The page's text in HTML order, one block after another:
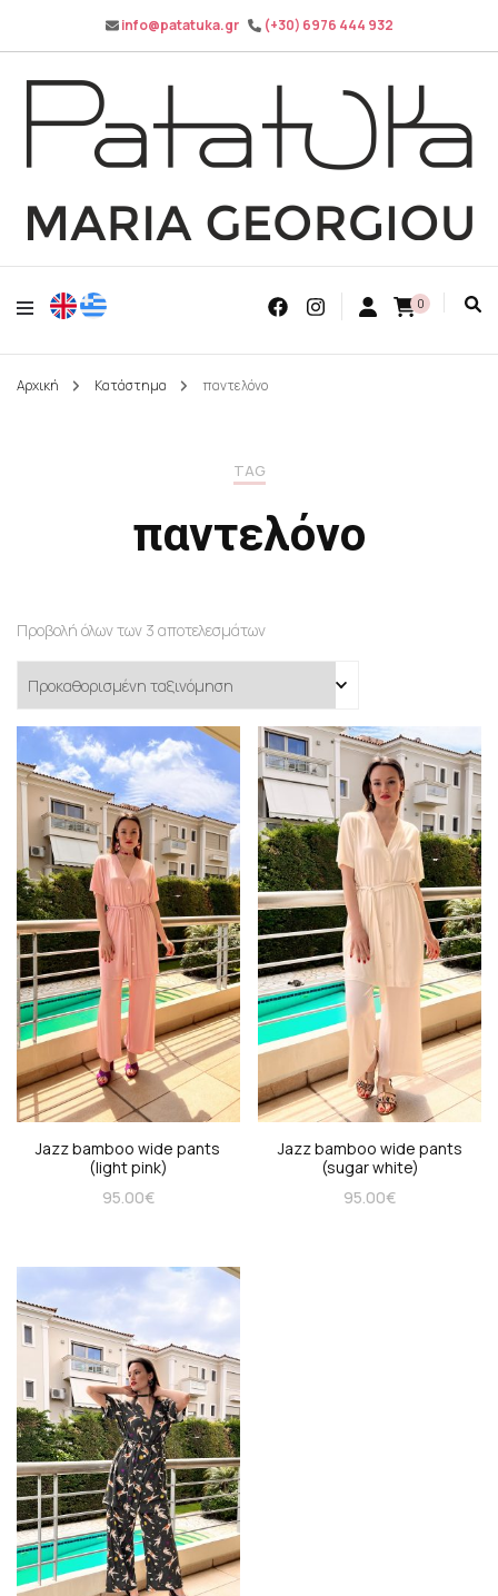
info@patatuka.gr (+30) 6976 444 932
Patatuka
Maria Georgiou
0
Αρχική Κατάστημα παντελόνο
TAG
παντελόνο
Προβολή όλων των 3 αποτελεσμάτων
Jazz bamboo wide pants
(light pink)
95.00€
Jazz bamboo wide pants
(sugar white)
95.00€